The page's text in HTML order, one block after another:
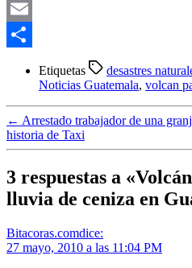
Telegram
Email
Etiquetas desastres
Noticias Guatemala, volcan
← Arrestado trabajador de una
historia de Taxi
3 respuestas a
lluvia de ceniza en
Bitacoras.comdice:
27 mayo, 2010 a las 11:04 PM